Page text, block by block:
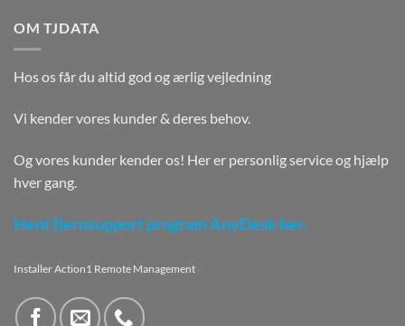
OM TJDATA
Hos os får du altid god og ærlig vejledning
Vi kender vores kunder & deres behov.
Og vores kunder kender os! Her er personlig service og hjælp
hver gang.
Hent fjernsupport program AnyDesk her.
Installer Action1 Remote Management